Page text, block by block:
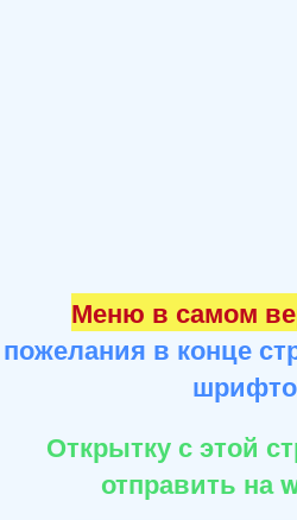
Меню в самом
пожелания в конце
Открытку с этой
отправить на